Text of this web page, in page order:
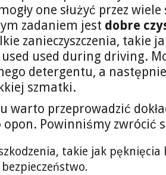
one służyć przez
zadaniem jest dobre
zanieczyszczenia, takie
used during driving.
detergentu, a
szmatki.
warto przeprowadzić
opon. Powinniśmy zwrócić
takie jak